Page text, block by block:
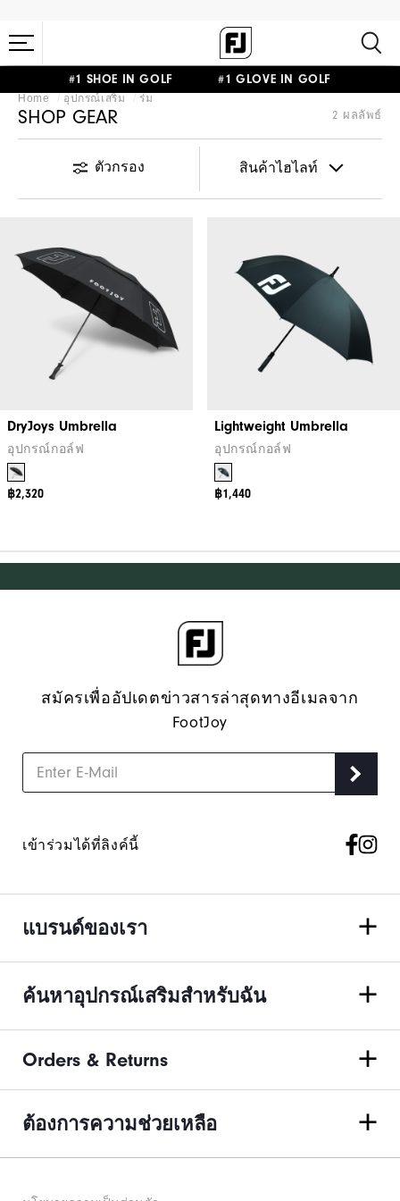
#1 SHOE IN GOLF #1 GLOVE IN GOLF
Home อุปกรณ์เสริม ร่ม
SHOP GEAR 2 ผลลัพธ์
ตัวกรอง
DryJoys Umbrella
อุปกรณ์กอล์ฟ
฿2,320
Lightweight Umbrella
อุปกรณ์กอล์ฟ
฿1,440
สมัครเพื่ออัปเดตข่าวสารล่าสุดทางอีเมลจาก
FootJoy
เข้าร่วมได้ที่ลิงค์นี้
แบรนด์ของเรา
ค้นหาอุปกรณ์เสริมสำหรับฉัน
Orders & Returns
ต้องการความช่วยเหลือ